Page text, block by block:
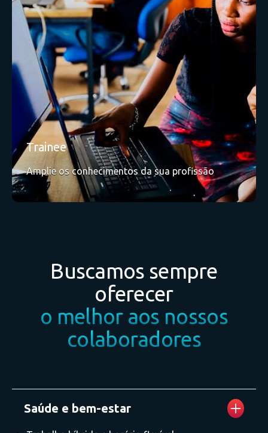
Trainee
Amplie os conhecimentos da sua profissão
Buscamos sempre
oferecer
o melhor aos nossos
colaboradores
Saúde e bem-estar